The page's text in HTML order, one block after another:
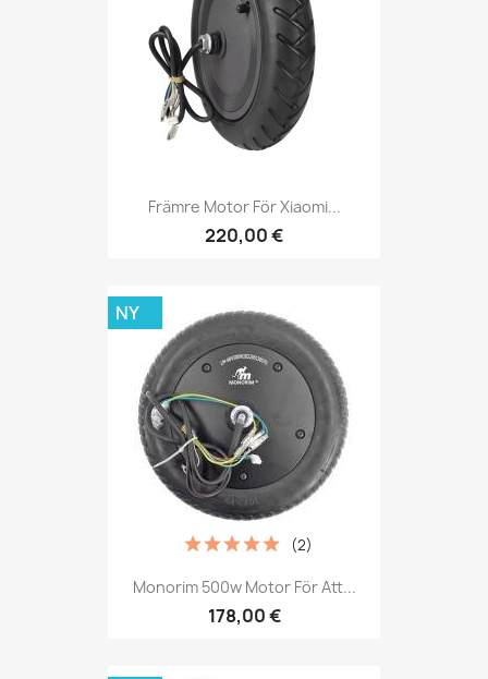
Främre Motor För Xiaomi...
220,00 €
Monorim 500w Motor För Att...
178,00 €
(2)
NY